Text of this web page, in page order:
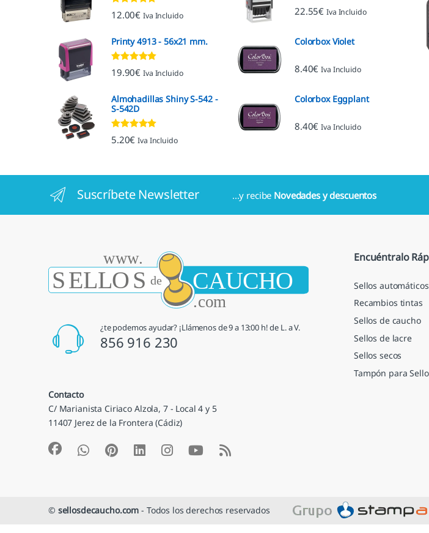
Valorado con
5.00de 5
12.00€ Iva Incluido
Printy 4913 - 56x21 mm.
Valorado con
4.92de 5
19.90€ Iva Incluido
Almohadillas Shiny S-542 -
S-542D
Valorado con
5.00de 5
5.20€ Iva Incluido
22.55€ Iva Incluido
Colorbox Violet
8.40€ Iva Incluido
Colorbox Eggplant
8.40€ Iva Incluido
Suscríbete Newsletter ...y recibe Novedades y descuentos
¿te podemos ayudar? ¡Llámenos de 9 a 13:00 h! de L. a V.
856 916 230
Contacto
C/ Marianista Ciriaco Alzola, 7 - Local 4 y 5
11407 Jerez de la Frontera (Cádiz)
Encuéntralo
Sellos automáticos
Recambios tintas
Sellos de caucho
Sellos de lacre
Sellos secos
Tampón para
© sellosdecaucho.com - Todos los derechos reservados